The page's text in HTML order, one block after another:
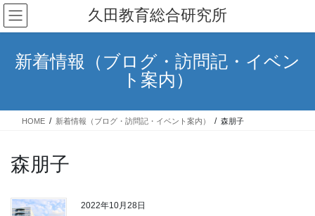
コ
ン
テ
キ
ナ
ビ
ゲ
に
久田教育総合研究所
新着情報（ブログ・訪問記・イベン
ト案内）
HOME 新着情報（ブログ・訪問記・イベント案内） 森朋子
森朋子
2022年10月28日